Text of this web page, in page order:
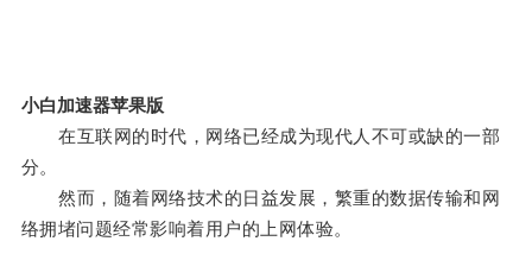
小白加速器苹果版
在互联网的时代，网络已经成为现代人不可或缺的一部
分。
然而，随着网络技术的日益发展，繁重的数据传输和网
络拥堵问题经常影响着用户的上网体验。